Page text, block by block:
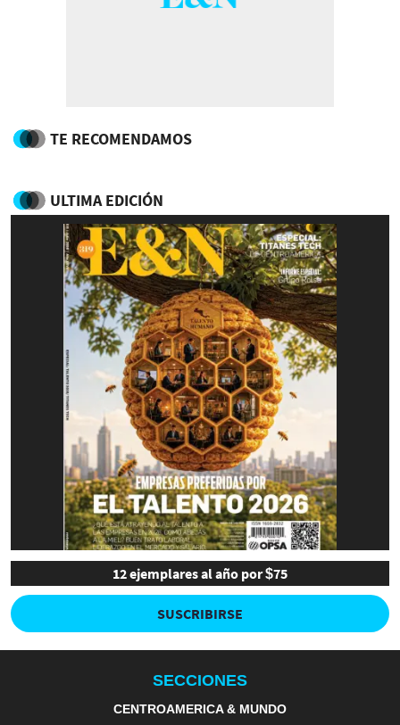
TE RECOMENDAMOS
ULTIMA EDICIÓN
12 ejemplares al año por $75
SUSCRIBIRSE
SECCIONES
CENTROAMERICA & MUNDO